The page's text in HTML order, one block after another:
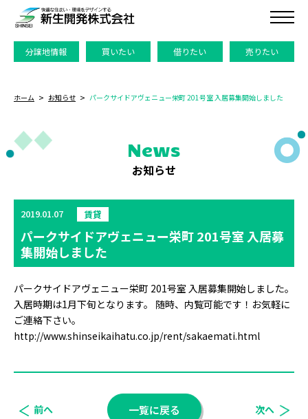
分譲地情報 買いたい 借りたい 売りたい
ホーム お知らせ パークサイドアヴェニュー栄町 201号室 入居募集開始しました
News
お知らせ
2019.01.07 賃貸
パークサイドアヴェニュー栄町 201号室 入居募
集開始しました
パークサイドアヴェニュー栄町 201号室 入居募集開始しました。
入居時期は1月下旬となります。 随時、内覧可能です！お気軽に
ご連絡下さい。
http://www.shinseikaihatu.co.jp/rent/sakaemati.html
前へ 一覧に戻る 次へ